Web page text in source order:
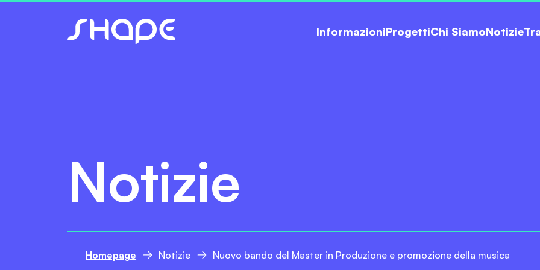
InformazioniProgettiChi SiamoNotizie
Notizie
Homepage Notizie Nuovo bando del Master in Produzione e promozione della musica